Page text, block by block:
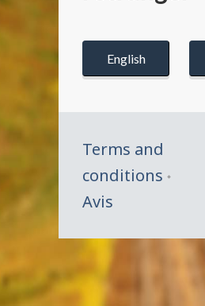
Canada
English
Terms and
conditions
Avis